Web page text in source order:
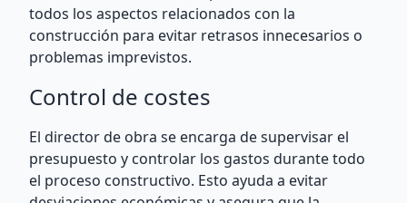
todos los aspectos relacionados con la
construcción para evitar retrasos innecesarios o
problemas imprevistos.
Control de costes
El director de obra se encarga de supervisar el
presupuesto y controlar los gastos durante todo
el proceso constructivo. Esto ayuda a evitar